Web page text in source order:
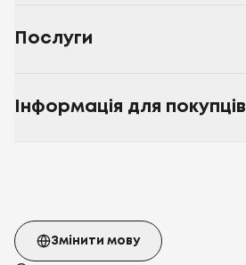
Послуги
Інформація для покупців
Змінити мову